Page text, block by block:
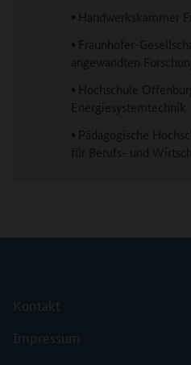
• Handwerkskammer
• Fraunhofer-
angewandten
• Hochschule
Energiesystemtechnik
• Pädagogische
für Berufs- und
Kontakt
Impressum